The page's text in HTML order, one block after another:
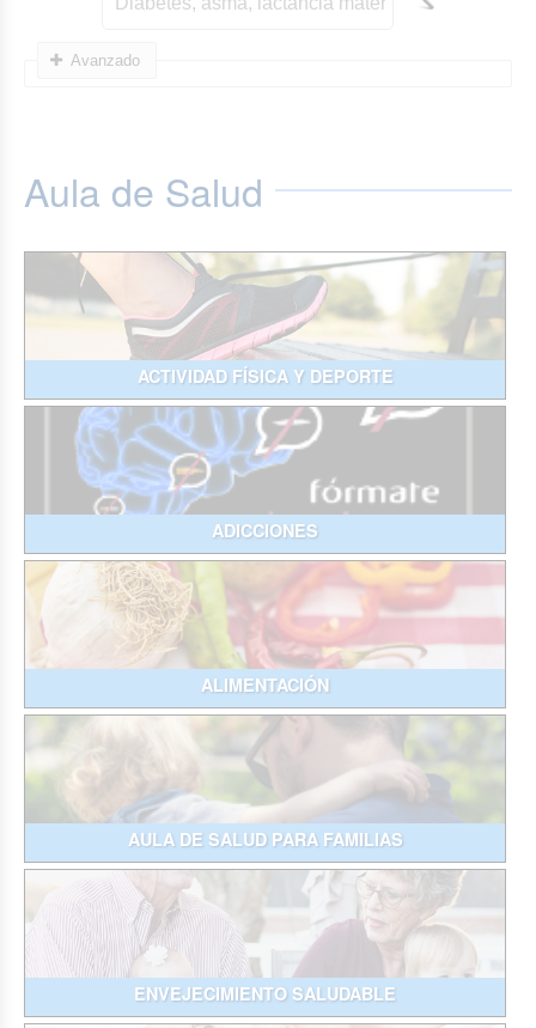
Avanzado
Aula de Salud
ACTIVIDAD FÍSICA Y DEPORTE
ADICCIONES
ALIMENTACIÓN
AULA DE SALUD PARA FAMILIAS
ENVEJECIMIENTO SALUDABLE